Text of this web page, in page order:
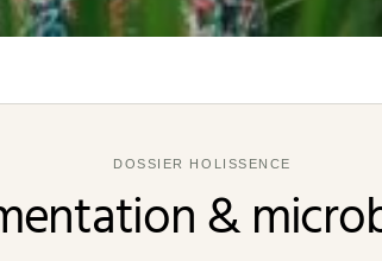
DOSSIER HOLISSENCE
&